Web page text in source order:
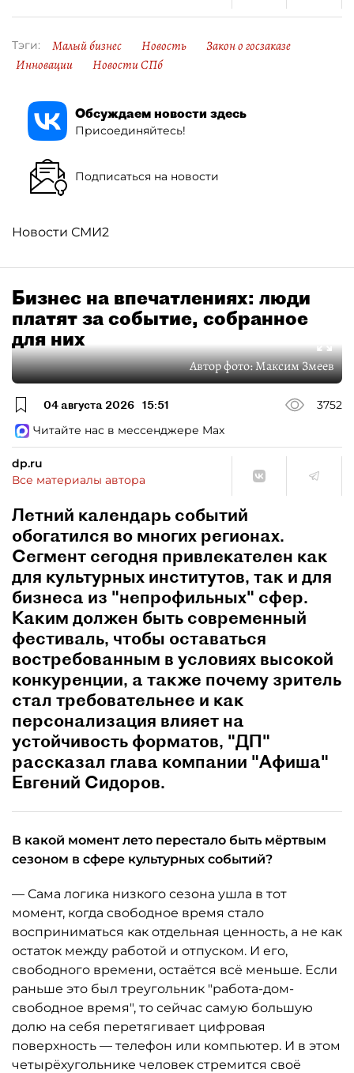
Тэги: Малый бизнес Новость
Закон о госзаказе
Инновации
Новости СПб
Обсуждаем новости здесь
Присоединяйтесь!
Подписаться на новости
Новости СМИ2
Бизнес на впечатлениях: люди
платят за событие, собранное
для них
Автор фото:Максим Змеев
04 августа 2026 15:51
3752
Читайте нас в мессенджере Max
dp.ru
Все материалы автора
Летний календарь событий
обогатился во многих регионах.
Сегмент сегодня привлекателен как
для культурных институтов, так и для
бизнеса из "непрофильных" сфер.
Каким должен быть современный
фестиваль, чтобы оставаться
востребованным в условиях высокой
конкуренции, а также почему зритель
стал требовательнее и как
персонализация влияет на
устойчивость форматов, "ДП"
рассказал глава компании "Афиша"
Евгений Сидоров.
В какой момент лето перестало быть мёртвым
сезоном в сфере культурных событий?
— Сама логика низкого сезона ушла в тот
момент, когда свободное время стало
восприниматься как отдельная ценность, а не как
остаток между работой и отпуском. И его,
свободного времени, остаётся всё меньше. Если
раньше это был треугольник "работа-дом-
свободное время", то сейчас самую большую
долю на себя перетягивает цифровая
поверхность — телефон или компьютер. И в этом
четырёхугольнике человек стремится своё